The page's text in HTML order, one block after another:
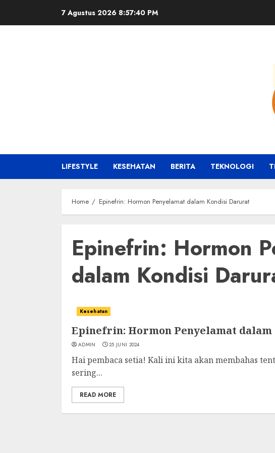
7 Agustus 2026 8:57:41 PM
LIFESTYLE KESEHATAN BERITA TEKNOLOGI
Home Epinefrin: Hormon Penyelamat dalam Kondisi Darurat
Epinefrin: Hormon
dalam Kondisi
Kesehatan
Epinefrin: Hormon Penyelamat
ADMIN 25 JUNI 2024
Hai pembaca setia! Kali ini kita akan membahas
sering...
READ MORE